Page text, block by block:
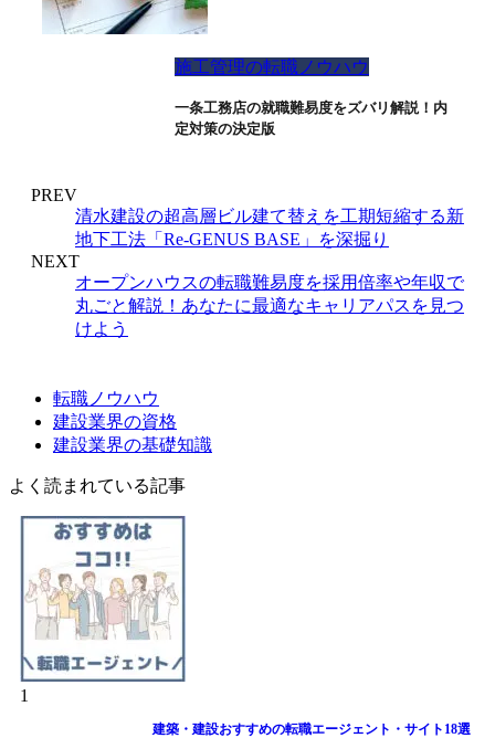
施工管理の転職ノウハウ
一条工務店の就職難易度をズバリ解説！内
定対策の決定版
PREV
清水建設の超高層ビル建て替えを工期短縮する新
地下工法「Re-GENUS BASE」を深掘り
NEXT
オープンハウスの転職難易度を採用倍率や年収で
丸ごと解説！あなたに最適なキャリアパスを見つ
けよう
転職ノウハウ
建設業界の資格
建設業界の基礎知識
よく読まれている記事
1
建築・建設おすすめの転職エージェント・サイト18選